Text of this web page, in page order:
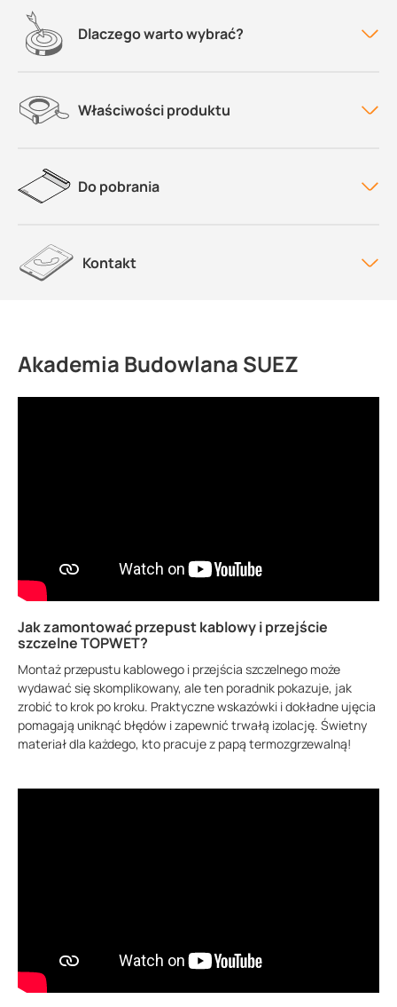
Dlaczego warto wybrać?
Właściwości produktu
Do pobrania
Kontakt
Akademia Budowlana SUEZ
Jak zamontować przepust kablowy i przejście
szczelne TOPWET?
Montaż przepustu kablowego i przejścia szczelnego może
wydawać się skomplikowany, ale ten poradnik pokazuje, jak
zrobić to krok po kroku. Praktyczne wskazówki i dokładne ujęcia
pomagają uniknąć błędów i zapewnić trwałą izolację. Świetny
materiał dla każdego, kto pracuje z papą termozgrzewalną!